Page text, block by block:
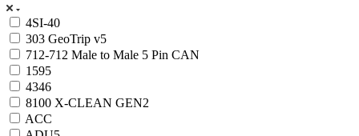
4SI-40
303 GeoTrip v5
712-712 Male to Male 5 Pin CAN
1595
4346
8100 X-CLEAN GEN2
ACC